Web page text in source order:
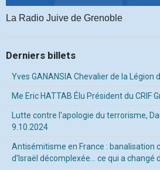
La Radio Juive de Grenoble
Derniers billets
Yves GANANSIA Chevalier de la Légion
Me Eric HATTAB Élu Président du CRIF
Lutte contre l'apologie du terrorisme,
9.10.2024
Antisémitisme en France : banalisation
d’Israël décomplexée… ce qui a changé